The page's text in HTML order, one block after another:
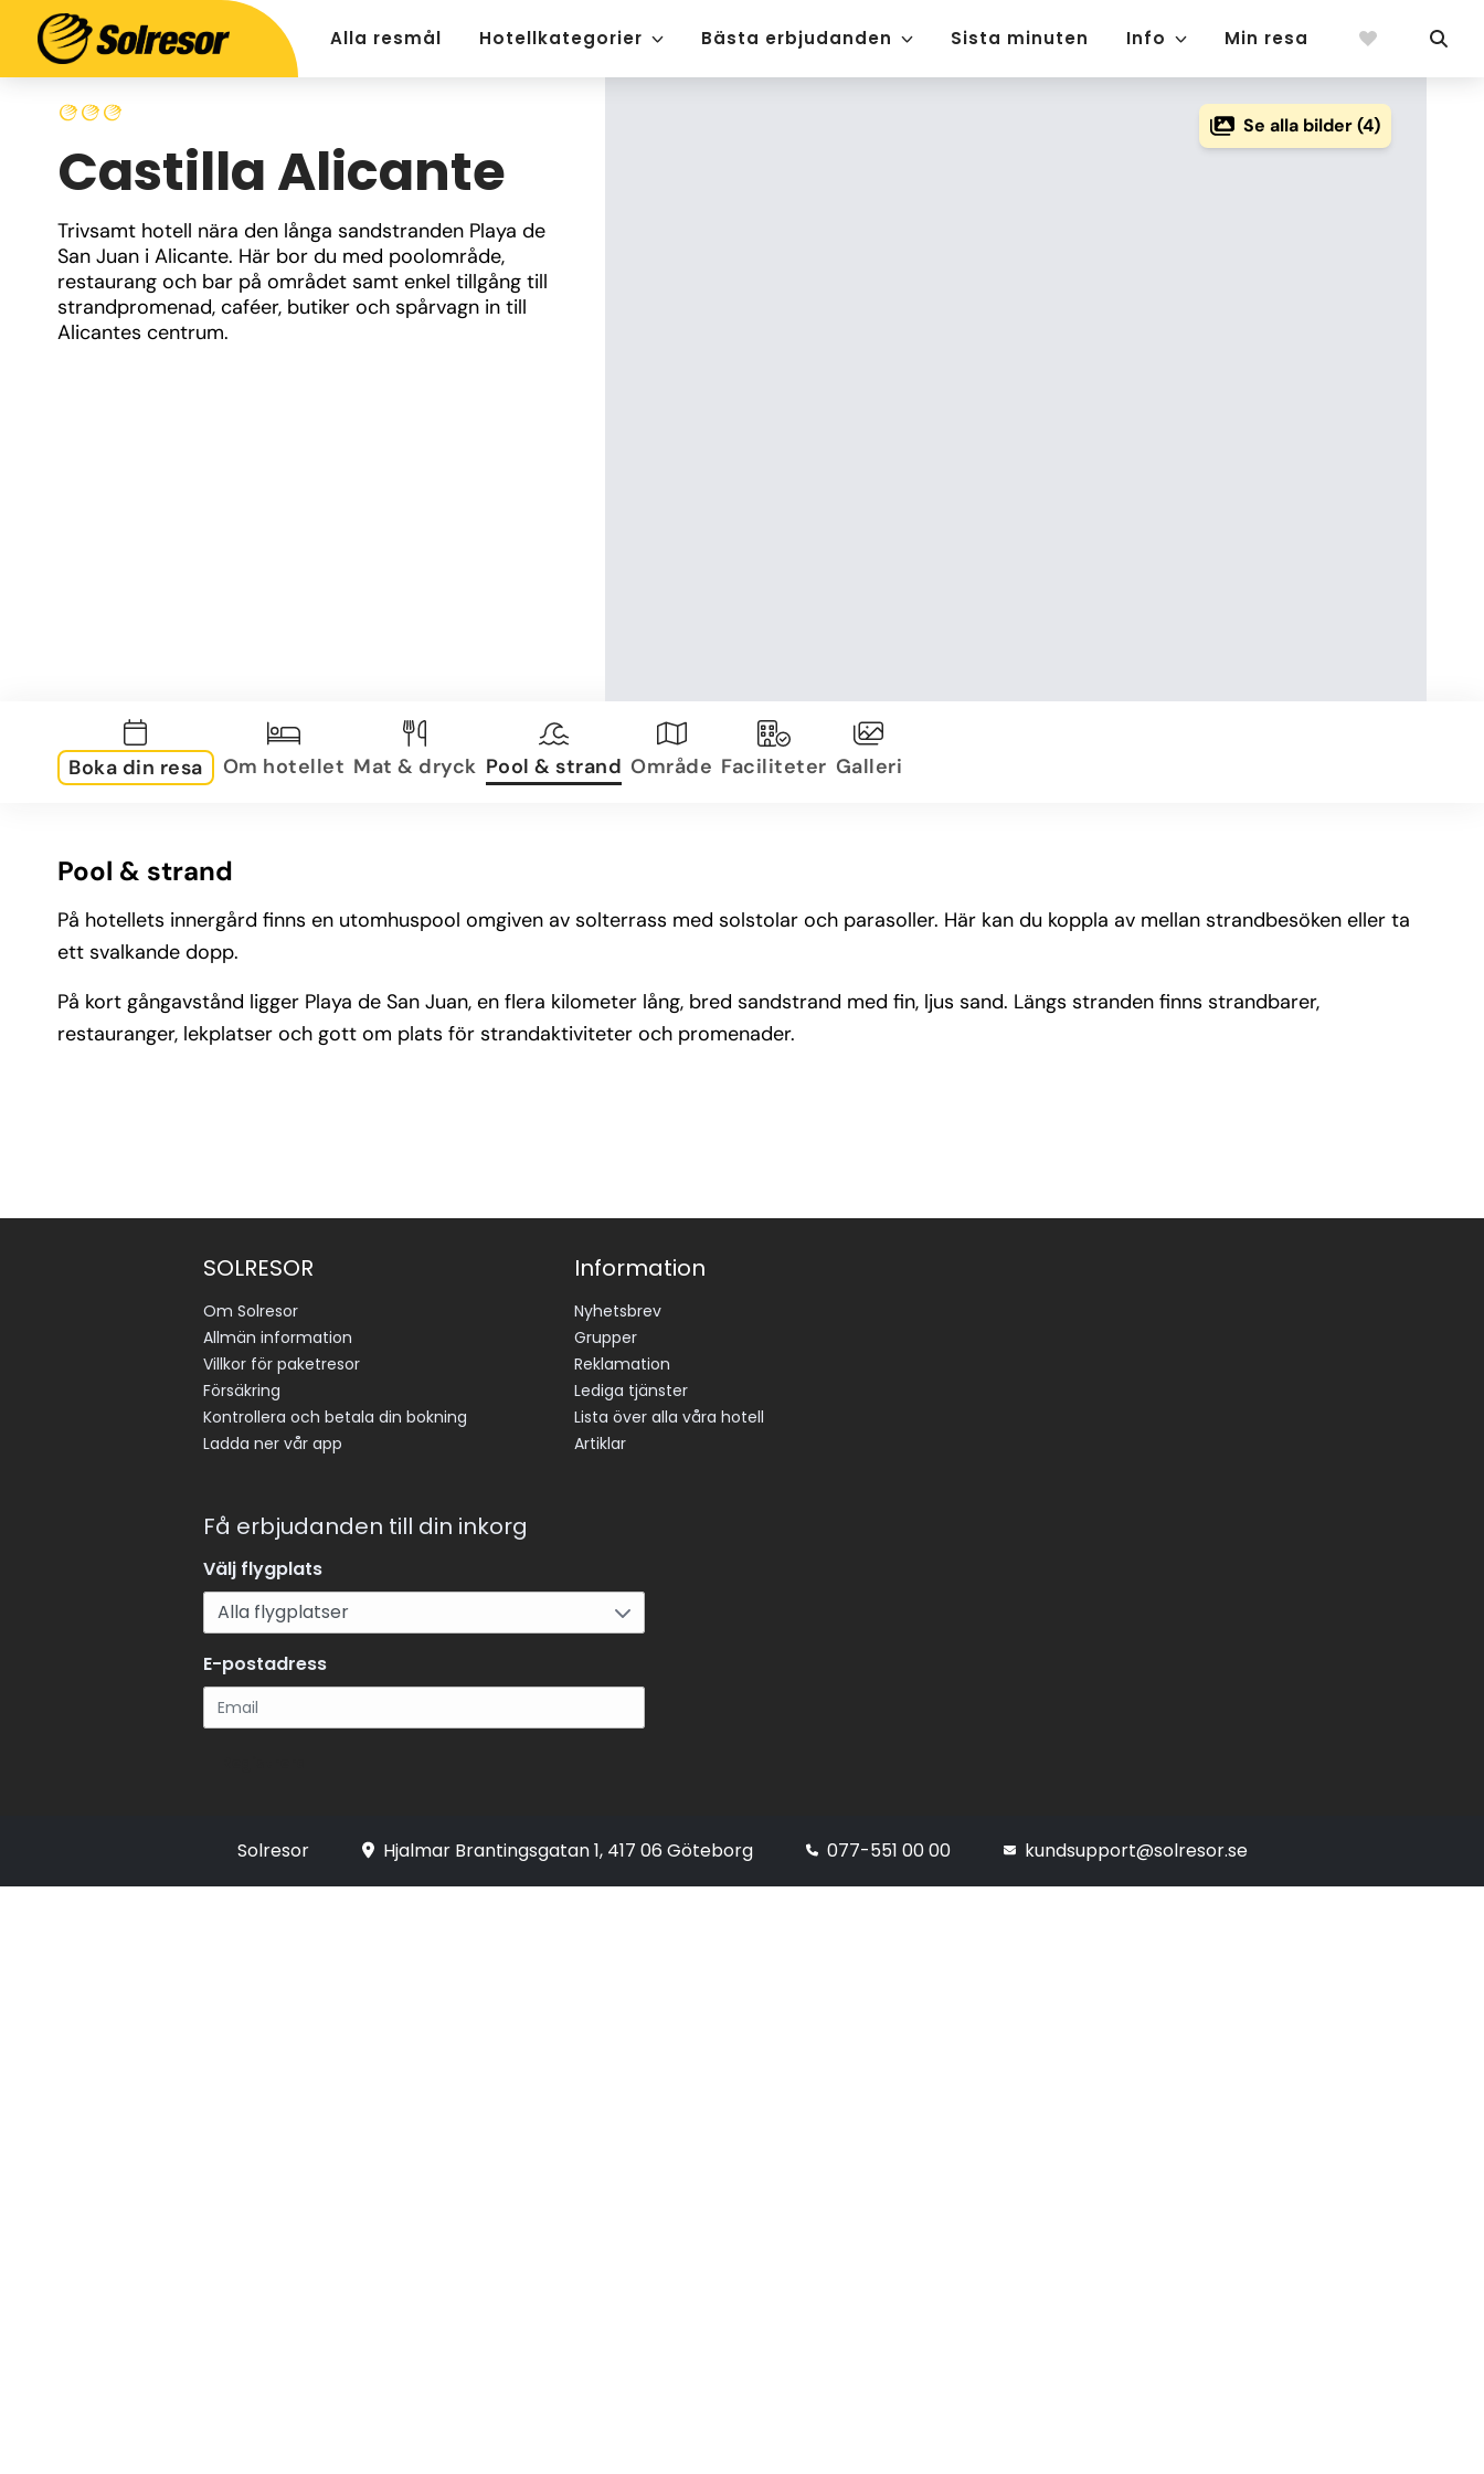
Alla resmål Hotellkategorier Bästa erbjudanden Sista minuten Info Min resa
Castilla Alicante
Trivsamt hotell nära den långa sandstranden Playa de
San Juan i Alicante. Här bor du med poolområde,
restaurang och bar på området samt enkel tillgång till
strandpromenad, caféer, butiker och spårvagn in till
Alicantes centrum.
Se alla bilder (4)
Boka din resa Om hotellet Mat & dryck Pool & strand Område Faciliteter Galleri
Pool & strand
På hotellets innergård finns en utomhuspool omgiven av solterrass med solstolar och parasoller. Här kan du koppla av mellan strandbesöken eller ta
ett svalkande dopp.
På kort gångavstånd ligger Playa de San Juan, en flera kilometer lång, bred sandstrand med fin, ljus sand. Längs stranden finns strandbarer,
restauranger, lekplatser och gott om plats för strandaktiviteter och promenader.
SOLRESOR
Om Solresor
Allmän information
Villkor för paketresor
Försäkring
Kontrollera och betala din bokning
Ladda ner vår app
Information
Nyhetsbrev
Grupper
Reklamation
Lediga tjänster
Lista över alla våra hotell
Artiklar
Få erbjudanden till din inkorg
Välj flygplats
E-postadress
Solresor Hjalmar Brantingsgatan 1, 417 06 Göteborg 077-551 00 00 kundsupport@solresor.se